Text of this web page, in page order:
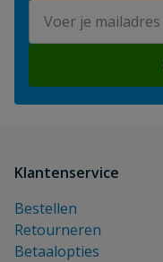
Klantenservice
Bestellen
Retourneren
Betaalopties